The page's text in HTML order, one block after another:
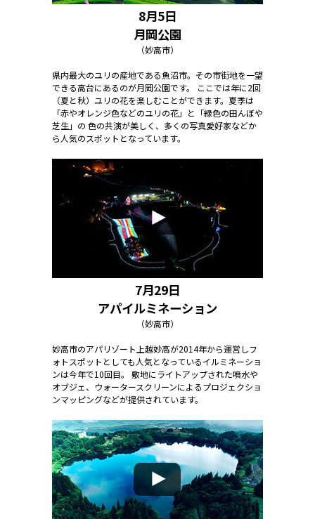
8月5日
月岡公園
（妙高市）
県内最大のユリの産地である魚沼市。その市街地を一望
できる高台にあるのが月岡公園です。 ここでは年に2回
（夏と秋）ユリの花を楽しむことができます。夏季は
「赤やオレンジ色などのユリの花」と「緑色の田んぼや
芝生」の 色の共演が美しく、多くの写真愛好家などか
ら人気のスポットとなっています。
7月29日
アパイルミネーション
（妙高市）
妙高市のアパリゾート上越妙高が2014年から運営しフ
ォトスポットとしても人気となっているイルミネーショ
ンは今年で10回目。 敷地にライトアップされた噴水や
オブジェ、ウォータースクリーンによるプロジェクショ
ンマッピングなどが提供されています。